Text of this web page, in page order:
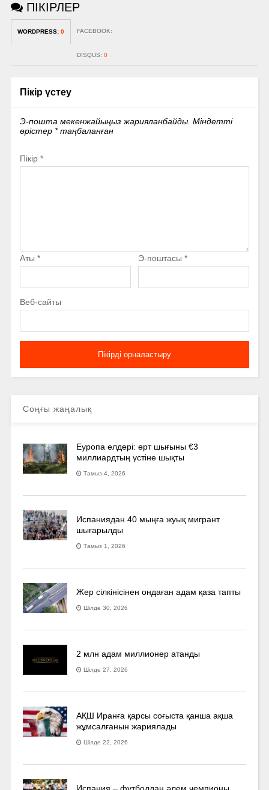
ПІКІРЛЕР
WORDPRESS: 0 FACEBOOK:
DISQUS: 0
Пікір үстеу
Э-пошта мекенжайыңыз жарияланбайды. Міндетті
өрістер *таңбаланған
Пікір *
Аты * Э-поштасы *
Веб-сайты
Соңғы жаңалық
Еуропа елдері: өрт шығыны €3
миллиардтың үстіне шықты
Тамыз 4, 2026
Испаниядан 40 мыңға жуық мигрант
шығарылды
Тамыз 1, 2026
Жер сілкінісінен ондаған адам қаза тапты
Шілде 30, 2026
2 млн адам миллионер атанды
Шілде 27, 2026
АҚШ Иранға қарсы соғыста қанша ақша
жұмсалғанын жариялады
Шілде 22, 2026